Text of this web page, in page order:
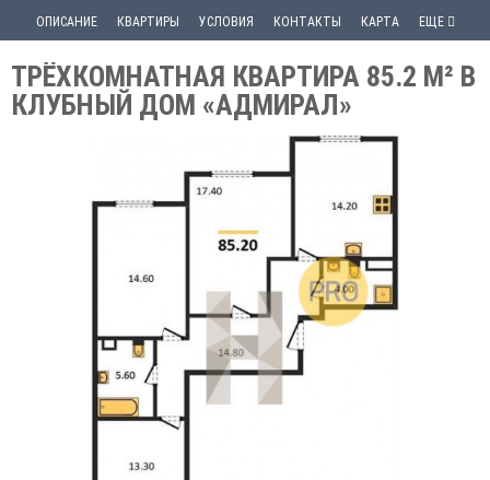
ОПИСАНИЕ КВАРТИРЫ УСЛОВИЯ КОНТАКТЫ КАРТА ЕЩЕ
ТРЁХКОМНАТНАЯ КВАРТИРА 85.2 М² В
КЛУБНЫЙ ДОМ «АДМИРАЛ»